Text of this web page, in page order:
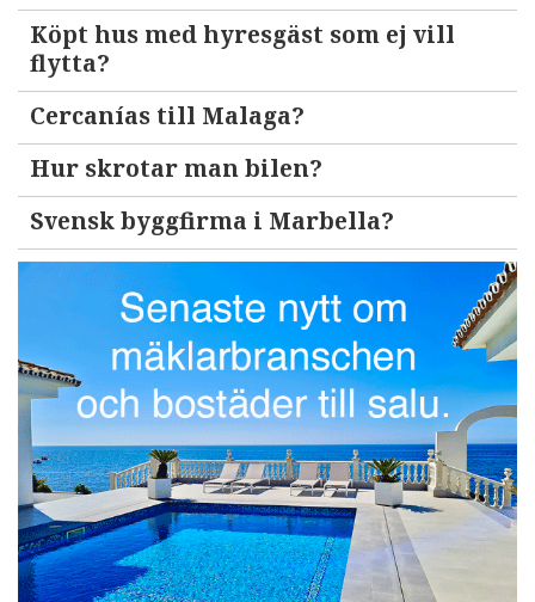
Köpt hus med hyresgäst som ej vill
flytta?
Cercanías till Malaga?
Hur skrotar man bilen?
Svensk byggfirma i Marbella?